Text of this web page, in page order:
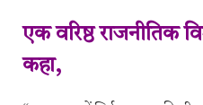
एक वरिष्ठ राजनीतिक
कहा,